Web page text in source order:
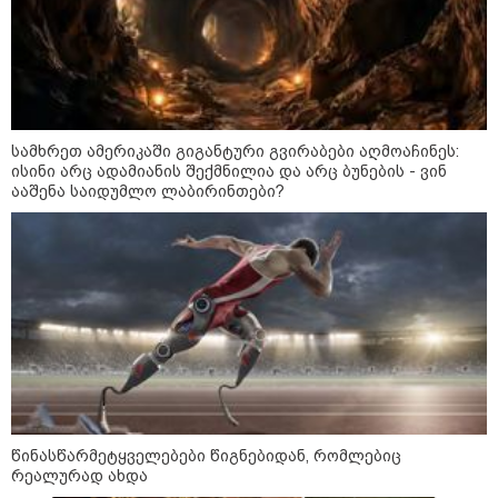
დეტალები
კატეგორიის ყველა სიახლე
ნია იმნაძის ადვოკატი
საავადმყოფოში გადაღებულ
კადრებს ავრცელებს
სასამართლოში გიგა ავალიანის
საქმეზე დაკავებული
არასრულწლოვნების - ნია
იმნაძისა და ანასტასია
ბერუაშვილის პროცესი
სამხრეთ ამერიკაში გიგანტური გვირაბები აღმოაჩინეს:
ისინი არც ადამიანის შექმნილია და არც ბუნების - ვინ
ააშენა საიდუმლო ლაბირინთები?
წინასწარმეტყველებები წიგნებიდან, რომლებიც
რეალურად ახდა